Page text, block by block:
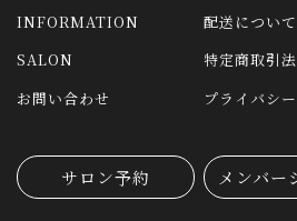
INFORMATION
SALON
お問い合わせ
サロン予約
配送について
特定商取引
プライバシ
メンバー